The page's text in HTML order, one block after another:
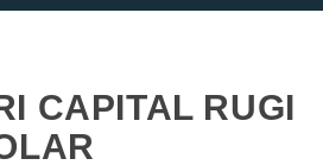
CAPITAL RUGI